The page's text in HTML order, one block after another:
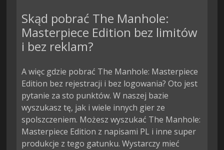
Skąd pobrać The Manhole:
Masterpiece Edition bez limitów
i bez reklam?
A więc gdzie pobrać The Manhole: Masterpiece
Edition bez rejestracji i bez logowania? Oto jest
pytanie za sto punktów. W naszej bazie
wyszukasz tę, jak i wiele innych gier ze
spolszczeniem. Możesz wyszukać The Manhole:
Masterpiece Edition z napisami PL i inne super
produkcje z tego gatunku. Wystarczy mieć